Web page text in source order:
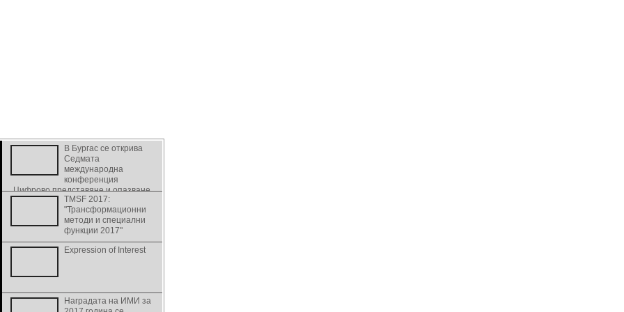
В Бургас се открива
Седмата
международна
конференция
„Цифрово представяне и опазване
на културно и научно наследство” -
TMSF 2017:
"Трансформационни
методи и специални
функции 2017"
Expression of Interest
Наградата на ИМИ за